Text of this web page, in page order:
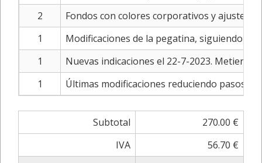
2
Fondos con colores corporativos y ajuste
1
Modificaciones de la pegatina, siguiendo
1
Nuevas indicaciones el 22-7-2023. Metiendo
1
Últimas modificaciones reduciendo pasos y
Subtotal
270.00 €
IVA
56.70 €